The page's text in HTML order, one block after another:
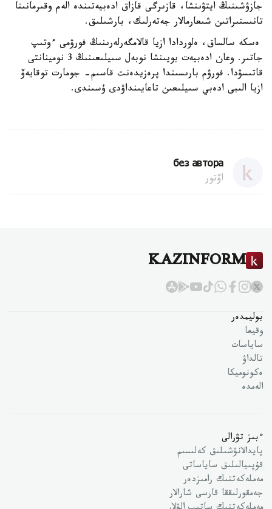
جازۋشىنىڭ ايتۋىنشا، قازىرگى قازاق ادەبيەتىندە الەم وقىرمانىنا
تانىستىراتىن شىعارمالار جەتەرلىك، بارشىلىق.
ەسكە سالساق، ەلوردادا ازيا قالامگەرلەرىنىڭ فورۋمى ءوتىپ
جاتىر. وعان ادەبيەت بويىنشا نوبەل سىيلىعىنىڭ 3 نومينانتى
قاتىسۋدا. فورۋم بارىسىندا پرەزيدەنت قاسىم- جومارت توقايەۆ
ازيا الىبى ادەبي سىيلىعىن تاعايىنداۋدى ۇسىندى.
без автора
اۆتور
KAZINFORM
بوليمدەر
وقيعا
ساياسات
تالداۋ
ەكونوميكا
الەمدە
ءبىز تۋرالى
پايدالانۋشىلىق كەلىسىم
قۇپىيالىلىق ساياساتى
مەملەكەتتىك رامىزدەر
جەمقورلىققا قارسى شارالار